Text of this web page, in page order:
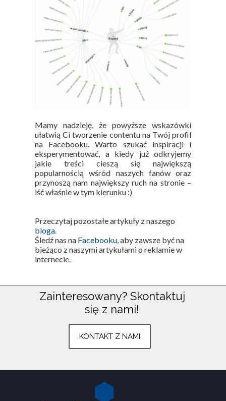
Mamy nadzieję, że powyższe wskazówki
ułatwią Ci tworzenie contentu na Twój profil
na Facebooku. Warto szukać inspiracji i
eksperymentować, a kiedy już odkryjemy
jakie treści cieszą się największą
popularnością wśród naszych fanów oraz
przynoszą nam największy ruch na stronie –
iść właśnie w tym kierunku :)
Przeczytaj pozostałe artykuły z naszego
bloga.
Śledź nas na Facebooku, aby zawsze być na
bieżąco z naszymi artykułami o reklamie w
internecie.
KONTAKT Z NAMI
Zainteresowany? Skontaktuj
się z nami!Znajdź nas na:
Plac Armii Poznań 3